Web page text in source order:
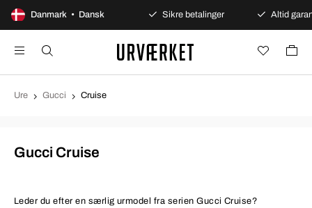
Danmark • Dansk
100 dages åbent køb Sikre betalinger Altid
Ure Gucci Cruise
Gucci Cruise
Leder du efter en særlig urmodel fra serien Gucci Cruise?